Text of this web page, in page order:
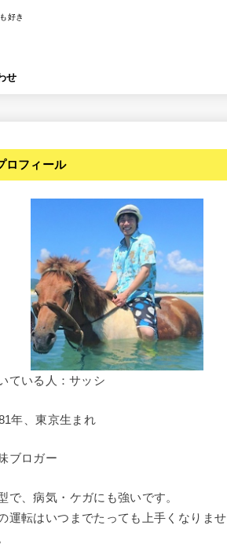
好き
せ
ロフィール
ている人：サッシ
年、東京生まれ
ブロガー
で、病気・ケガにも強いです。
運転はいつまでたっても上手くなりませ